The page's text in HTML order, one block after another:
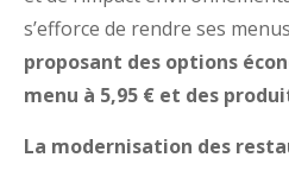
s’efforce de rendre ses
proposant des options
menu à 5,95 € et des
La modernisation des